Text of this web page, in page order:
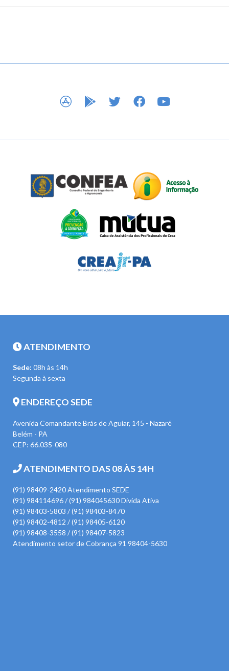
APP STOREGOOGLE PLAY
TWITTERFACEBOOK
ATENDIMENTO
Sede: 08h às 14h
Segunda à sexta
ENDEREÇO SEDE
Avenida Comandante Brás de Aguiar, 145 - Nazaré
Belém - PA
CEP: 66.035-080
ATENDIMENTO DAS 08 ÀS 14H
(91) 98409-2420 Atendimento SEDE
(91) 984114696 / (91) 984045630 Divida Ativa
(91) 98403-5803 / (91) 98403-8470
(91) 98402-4812 / (91) 98405-6120
(91) 98408-3558 / (91) 98407-5823
Atendimento setor de Cobrança 91 98404-5630